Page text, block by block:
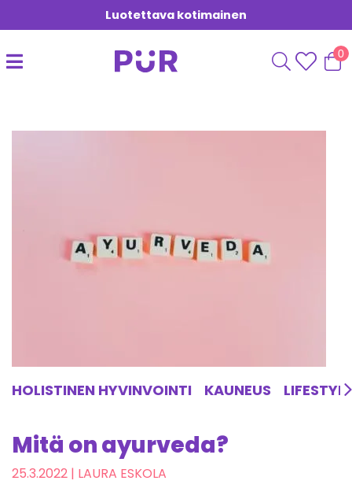
Luotettava kotimainen
0
HOLISTINEN HYVINVOINTI KAUNEUS LIFESTYLE
Mitä on ayurveda?
25.3.2022 | LAURA ESKOLA